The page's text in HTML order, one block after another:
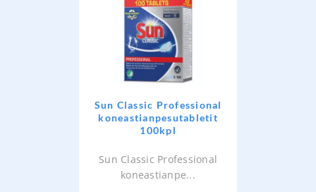
Sun Classic Professional
koneastianpesutabletit
100kpl
Sun Classic Professional
koneastianpe...